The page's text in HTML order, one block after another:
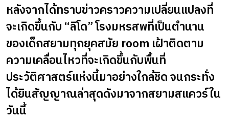
หลังจากได้ทราบข่าวคราวความเปลี่ยนแปลงที่
จะเกิดขึ้นกับ “ลิโด” โรงมหรสพที่เป็นตำนาน
ของเด็กสยามทุกยุคสมัย room เฝ้าติดตาม
ความเคลื่อนไหวที่จะเกิดขึ้นกับพื้นที่
ประวัติศาสตร์แห่งนี้มาอย่างใกล้ชิด จนกระทั่ง
ได้ยินสัญญาณล่าสุดดังมาจากสยามสแควร์ใน
วันนี้